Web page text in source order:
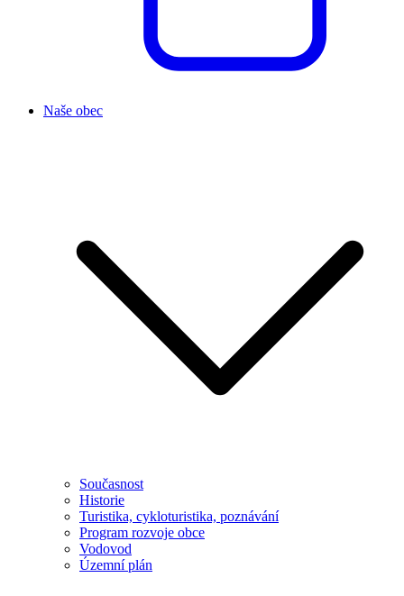
Naše obec
Současnost
Historie
Turistika, cykloturistika, poznávání
Program rozvoje obce
Vodovod
Územní plán